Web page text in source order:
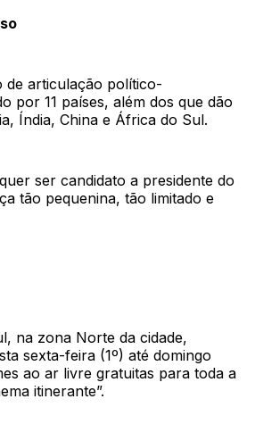
articulação político-
por 11 países, além dos que dão
Índia, China e África do Sul.
ser candidato a presidente do
tão pequenina, tão limitado e
na zona Norte da cidade,
sexta-feira (1º) até domingo
ao ar livre gratuitas para toda a
itinerante”.